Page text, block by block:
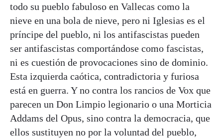
todo su pueblo fabuloso en Vallecas como la
nieve en una bola de nieve, pero ni Iglesias es el
príncipe del pueblo, ni los antifascistas pueden
ser antifascistas comportándose como fascistas,
ni es cuestión de provocaciones sino de dominio.
Esta izquierda caótica, contradictoria y furiosa
está en guerra. Y no contra los rancios de Vox que
parecen un Don Limpio legionario o una Morticia
Addams del Opus, sino contra la democracia, que
ellos sustituyen no por la voluntad del pueblo,